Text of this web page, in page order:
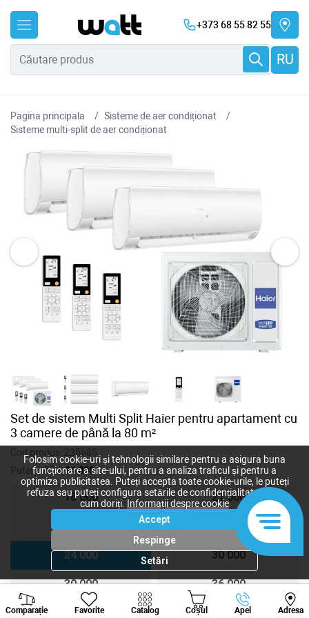
+373 68 55 82 55
RU
Pagina principala
Sisteme de aer condiționat
Sisteme multi-split de aer condiționat
Set de sistem Multi Split Haier pentru apartament cu
3 camere de până la 80 m²
Cod produs: 235685
Putere, BTU:24 000
18 000 21 000
24 000 30 000
30 000 36 000
36 000 36 000
Comparație Favorite Catalog Coșul Apel Adresa
Viber Whatsapp
Folosim cookie-uri și tehnologii similare pentru a asigura buna
funcționare a site-ului, pentru a analiza traficul și pentru a
optimiza publicitatea. Puteți accepta toate cookie-urile, le puteți
refuza sau puteți configura setările de confidențialitate după
cum doriți.
Informații despre cookie
Accept
Respinge
Setări